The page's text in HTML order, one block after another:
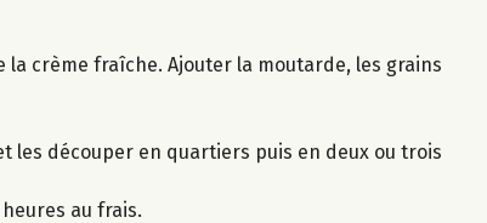
crème fraîche. Ajouter la moutarde, les grains
les découper en quartiers puis en deux ou trois
au frais.